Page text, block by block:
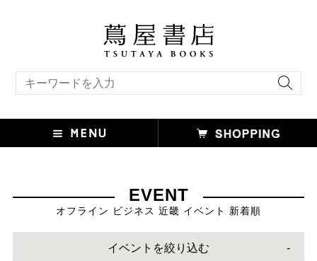
EVENT
オフライン ビジネス 近畿 イベント 新着順
イベントを絞り込む